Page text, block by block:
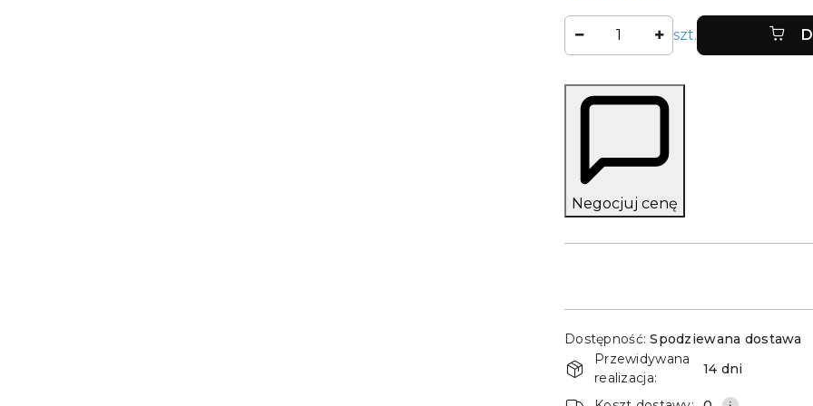
szt.
Negocjuj cenę
i
dostawa
Dostępność: Spodziewana dostawa
Przewidywana
realizacja:
14 dni